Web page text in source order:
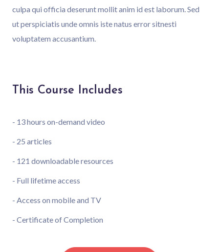
culpa qui officia deserunt mollit anim id est laborum. Sed
ut perspiciatis unde omnis iste natus error sitnesti
voluptatem accusantium.
This Course Includes
- 13 hours on-demand video
- 25 articles
- 121 downloadable resources
- Full lifetime access
- Access on mobile and TV
- Certificate of Completion